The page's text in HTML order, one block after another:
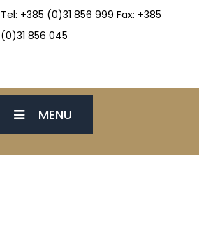
Tel: +385 (0)31 856 999 Fax: +385
(0)31 856 045
MENU